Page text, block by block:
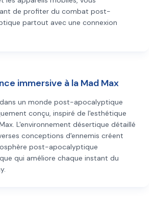
de profiter du combat post-
partout avec une connexion
immersive à la Mad Max
un monde post-apocalyptique
conçu, inspiré de l'esthétique
L'environnement désertique détaillé
conceptions d'ennemis créent
post-apocalyptique
qui améliore chaque instant du